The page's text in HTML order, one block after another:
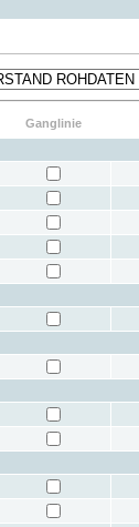
Ganglinie